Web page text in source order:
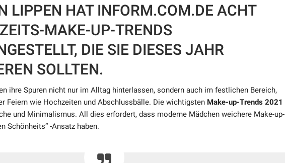
LIPPEN HAT INFORM.COM.DE ACHT
MAKE-UP-TRENDS
DIE SIE DIESES JAHR
SOLLTEN.
ihre Spuren nicht nur im Alltag hinterlassen, sondern auch im festlichen Bereich,
Feiern wie Hochzeiten und Abschlussbälle. Die wichtigsten Make-up-Trends 2021
und Minimalismus. All dies erfordert, dass moderne Mädchen weichere Make-up-
Schönheits“ -Ansatz haben.